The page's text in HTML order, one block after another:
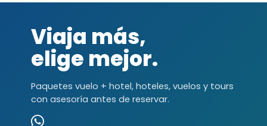
Viaja más,
elige mejor.
Paquetes vuelo + hotel, hoteles, vuelos y tours
con asesoría antes de reservar.